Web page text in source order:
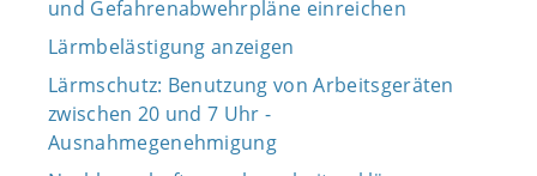
und Gefahrenabwehrpläne einreichen
Lärmbelästigung anzeigen
Lärmschutz: Benutzung von Arbeitsgeräten
zwischen 20 und 7 Uhr -
Ausnahmegenehmigung